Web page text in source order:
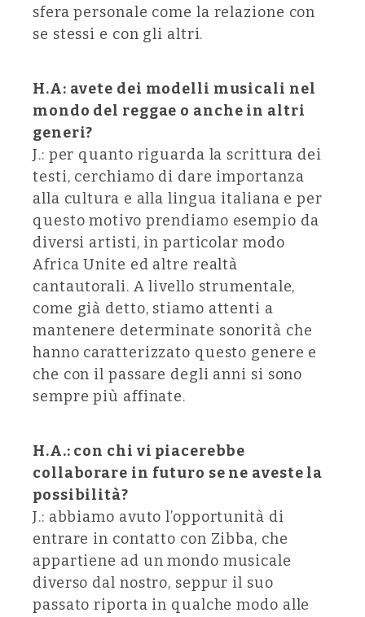
sfera personale come la relazione con
se stessi e con gli altri.
H.A: avete dei modelli musicali nel
mondo del reggae o anche in altri
generi?
J.: per quanto riguarda la scrittura dei
testi, cerchiamo di dare importanza
alla cultura e alla lingua italiana e per
questo motivo prendiamo esempio da
diversi artisti, in particolar modo
Africa Unite ed altre realtà
cantautorali. A livello strumentale,
come già detto, stiamo attenti a
mantenere determinate sonorità che
hanno caratterizzato questo genere e
che con il passare degli anni si sono
sempre più affinate.
H.A.: con chi vi piacerebbe
collaborare in futuro se ne aveste la
possibilità?
J.: abbiamo avuto l’opportunità di
entrare in contatto con Zibba, che
appartiene ad un mondo musicale
diverso dal nostro, seppur il suo
passato riporta in qualche modo alle